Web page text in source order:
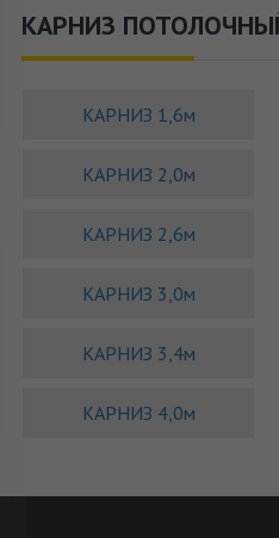
КАРНИЗ
КАРНИЗ 1,6м
КАРНИЗ 2,0м
КАРНИЗ 2,6м
КАРНИЗ 3,0м
КАРНИЗ 3,4м
КАРНИЗ 4,0м